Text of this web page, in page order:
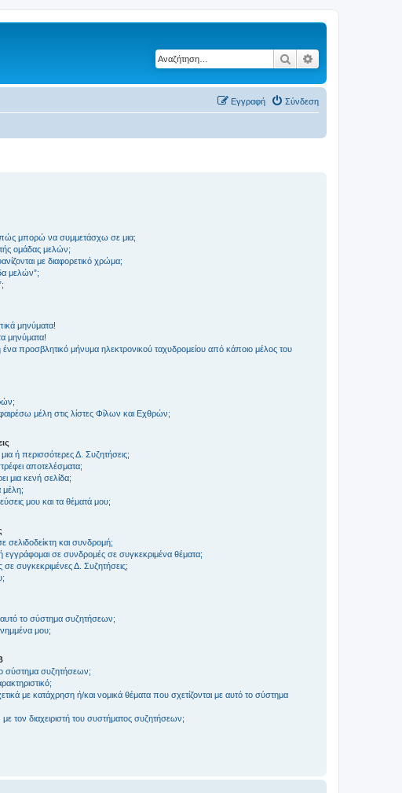
Αναζήτηση
Σύνδεση
Εγγραφή
πώς μπορώ να συμμετάσχω σε μια;
ομάδας μελών;
με διαφορετικό χρώμα;
μελών”;
μηνύματα!
μηνύματα!
προσβλητικό μήνυμα ηλεκτρονικού ταχυδρομείου από κάποιο μέλος του
μέλη στις λίστες Φίλων και Εχθρών;
ή περισσότερες Δ. Συζητήσεις;
αποτελέσματα;
μια κενή σελίδα;
μου και τα θέματά μου;
σελιδοδείκτη και συνδρομή;
εγγράφομαι σε συνδρομές σε συγκεκριμένα θέματα;
συγκεκριμένες Δ. Συζητήσεις;
το σύστημα συζητήσεων;
μου;
σύστημα συζητήσεων;
με κατάχρηση ή/και νομικά θέματα που σχετίζονται με αυτό το σύστημα
τον διαχειριστή του συστήματος συζητήσεων;